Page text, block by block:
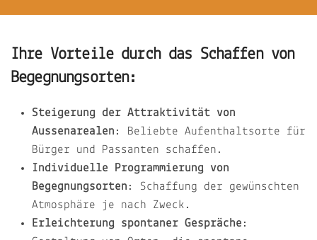
Ihre Vorteile durch das Schaffen von
Begegnungsorten:
Steigerung der Attraktivität von
Aussenarealen : Beliebte Aufenthaltsorte für
Bürger und Passanten schaffen.
Individuelle Programmierung von
Begegnungsorten : Schaffung der gewünschten
Atmosphäre je nach Zweck.
Erleichterung spontaner Gespräche :